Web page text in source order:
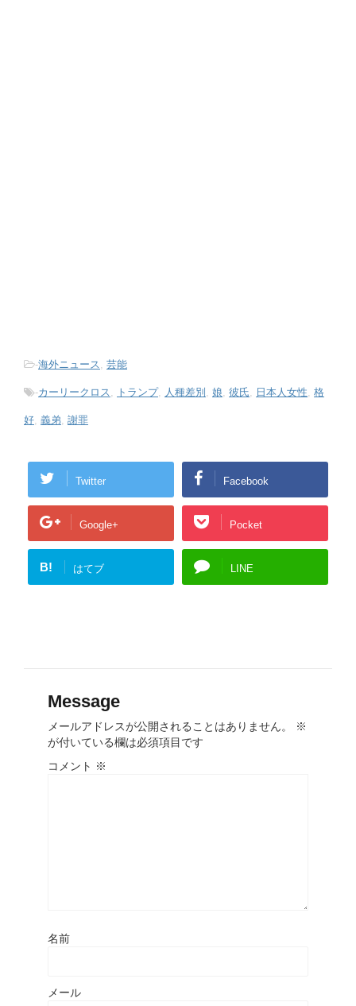
-海外ニュース, 芸能
-カーリークロス, トランプ, 人種差別 , 娘, 彼氏, 日本人女性, 格
好, 義弟, 謝罪
Twitter Facebook
Google+ Pocket
B! はてブ LINE
Message
メールアドレスが公開されることはありません。
※
が付いている欄は必須項目です
コメント ※
名前
メール